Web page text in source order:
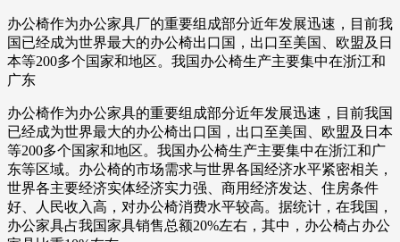
办公椅作为办公家具厂的重要组成部分近年发展迅速，目前我
国已经成为世界最大的办公椅出口国，出口至美国、欧盟及日
本等200多个国家和地区。我国办公椅生产主要集中在浙江和
广东
办公椅作为办公家具的重要组成部分近年发展迅速，目前我国
已经成为世界最大的办公椅出口国，出口至美国、欧盟及日本
等200多个国家和地区。我国办公椅生产主要集中在浙江和广
东等区域。办公椅的市场需求与世界各国经济水平紧密相关，
世界各主要经济实体经济实力强、商用经济发达、住房条件
好、人民收入高，对办公椅消费水平较高。据统计，在我国，
办公家具占我国家具销售总额20%左右，其中，办公椅占办公